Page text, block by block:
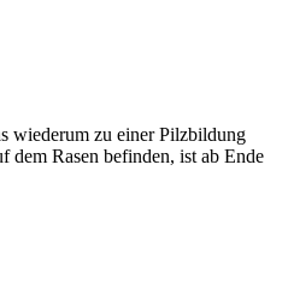
wiederum zu einer Pilzbildung
dem Rasen befinden, ist ab Ende